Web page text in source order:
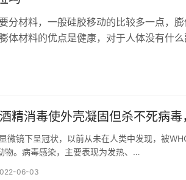
分材料，一般硅胶移动的比较多一点，
体材料的优点是健康，对于人体没有什么
精消毒使外壳凝固但杀不死病
微镜下呈冠状，以前从未在人类中发现，被
物。病毒感染，主要表现为发热、…
06-03